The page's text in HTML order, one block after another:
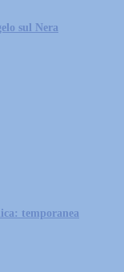
sul Nera
temporanea